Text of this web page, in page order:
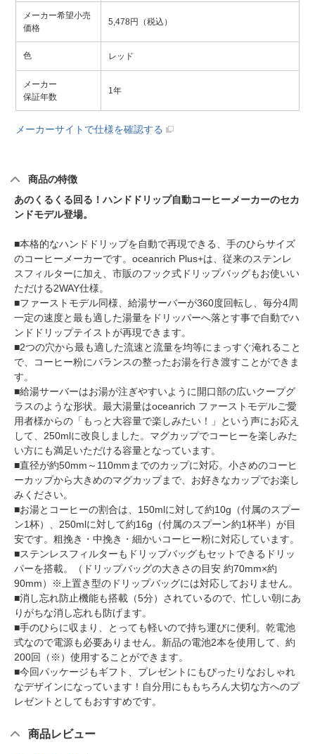
メーカー希望小売
価格
5,478円（税込）
色 レッド
メーカー
保証年数
1年
メーカーサイトで仕様を確認する
商品の特徴
あのくるくる回る！ハンドドリップ自動コーヒーメーカーのセカ
ンドモデル登場。
■本格的なハンドドリップを自動で再現できる、手のひらサイズ
のコーヒーメーカーです。oceanrich Plus+は、従来のステンレ
スフィルターに加え、市販のフック式ドリップバッグもお使いい
ただける2WAY仕様。
■ファーストモデル同様、給湯サーバーが360度回転し、毎分4周
一定の速度と最も適した湯量をドリッパーへ落とす事で自動でハ
ンドドリップテイストが再現できます。
■2つの穴から最も適した流速と流量を均等にまっすぐ淹れること
で、コーヒー粉にバランスの整ったお湯を行き渡すことができま
す。
■給湯サーバーはお湯が注ぎやすいように開口部の広いクープグ
ラスのような形状。最大湯量はoceanrich ファーストモデルご愛
用者様からの「もっと大容量で楽しみたい！」という声にお応え
して、250mlに改良しました。マグカップでコーヒーを楽しみた
い方にも満足いただける容量となっています。
■直径が約50mm～110mmまでのカップに対応。小さめのコーヒ
ーカップから大きめのマグカップまで、お好きなカップでお楽し
みください。
■お湯とコーヒーの割合は、150mlに対して約10g（付属のスプー
ン1杯）、250mlに対して約16g（付属のスプーン約1杯半）が目
安です。粗挽き・中挽き・細かいコーヒー粉に対応しています。
■ステンレスフィルターもドリップバッグもセットできるドリッ
パーを搭載。（ドリップバッグの大きさの目安 約70mm×約
90mm）※上置き型のドリップバッグには対応しておりません。
■消し忘れ防止機能も搭載（5分）されているので、忙しい朝にあ
りがちな消し忘れも防げます。
■手のひらに収まり、とっても軽いので持ち運びに便利。乾電池
式なので電源も必要ありません。新品の電池2本を使用して、約
200回（※）使用することができます。
■今回パッケージもギフト、プレゼントにもぴったりなおしゃれ
なデザインになっています！自分用にももちろん大切な方へのプ
レゼントとしてもおすすめです。
商品レビュー